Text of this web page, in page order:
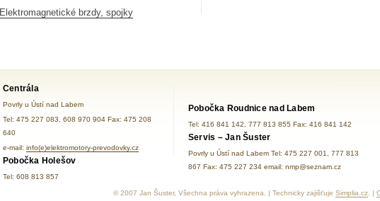
Elektromagnetické brzdy, spojky
Centrála
Povrly u Ústí nad Labem
Tel: 475 227 083, 608 970 904 Fax: 475 208
640
e-mail: info(e)elektromotory-prevodovky.cz
Pobočka Holešov
Tel: 608 813 857
Pobočka Roudnice nad Labem
Tel: 416 841 142, 777 813 855 Fax: 416 841 142
Servis – Jan Šuster
Povrly u Ústí nad Labem Tel: 475 227 001, 777 813
867 Fax: 475 227 234 email: nmp@seznam.cz
© 2007 Jan Šuster, Všechna práva vyhrazena. | Technicky zajišťuje Simplia.cz . |